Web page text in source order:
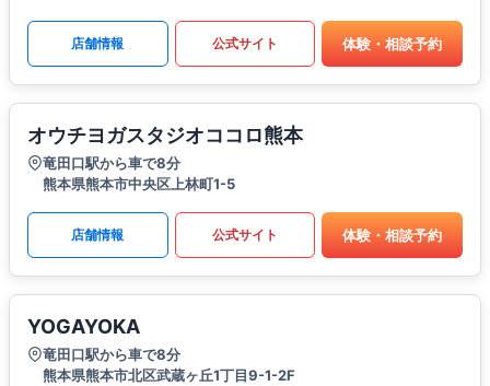
店舗情報 公式サイト 体験・相談予約
オウチヨガスタジオココロ熊本
竜田口駅から車で8分
熊本県熊本市中央区上林町1-5
店舗情報 公式サイト 体験・相談予約
YOGAYOKA
竜田口駅から車で8分
熊本県熊本市北区武蔵ヶ丘1丁目9-1-2F